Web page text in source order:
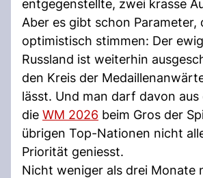
entgegenstellte, zwei krasse
Aber es gibt schon Parameter,
optimistisch stimmen: Der
Russland ist weiterhin
den Kreis der
lässt. Und man darf davon aus
die WM 2026 beim Gros der
übrigen Top-Nationen nicht
Priorität geniesst.
Nicht weniger als drei Monate